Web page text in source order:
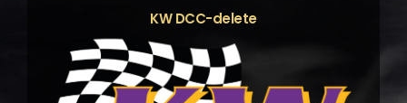
vælges
på
varesiden
KW DCC-delete